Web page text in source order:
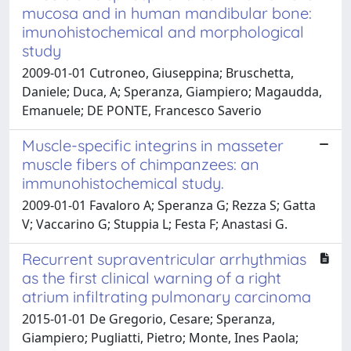
mucosa and in human mandibular bone:
imunohistochemical and morphological
study
2009-01-01 Cutroneo, Giuseppina; Bruschetta,
Daniele; Duca, A; Speranza, Giampiero; Magaudda,
Emanuele; DE PONTE, Francesco Saverio
Muscle-specific integrins in masseter
muscle fibers of chimpanzees: an
immunohistochemical study.
2009-01-01 Favaloro A; Speranza G; Rezza S; Gatta
V; Vaccarino G; Stuppia L; Festa F; Anastasi G.
Recurrent supraventricular arrhythmias
as the first clinical warning of a right
atrium infiltrating pulmonary carcinoma
2015-01-01 De Gregorio, Cesare; Speranza,
Giampiero; Pugliatti, Pietro; Monte, Ines Paola;